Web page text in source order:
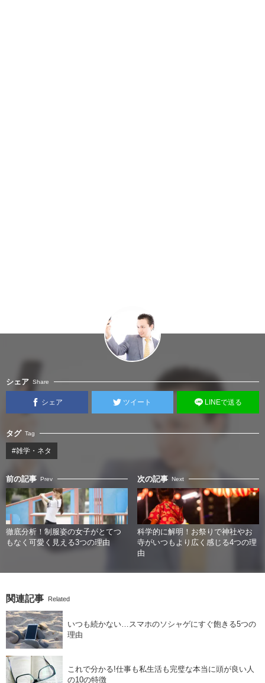
シェア Share
シェア ツイート LINEで送る
タグ Tag
#雑学・ネタ
前の記事 Prev
徹底分析！制服姿の女子がとてつ
もなく可愛く見える3つの理由
次の記事 Next
科学的に解明！お祭りで神社やお
寺がいつもより広く感じる4つの理
由
関連記事 Related
いつも続かない…スマホのソシャゲにすぐ飽きる5つの
理由
これで分かる!仕事も私生活も完璧な本当に頭が良い人
の10の特徴